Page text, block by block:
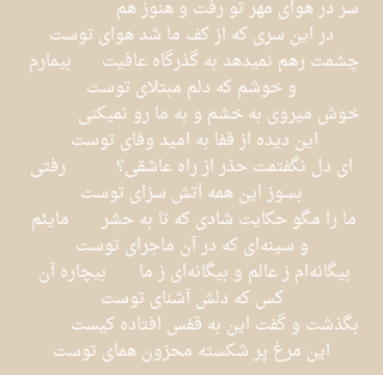
در این سری که از کف ما شد هوای توست
چشمت رهم نمیدهد به گذرگاه عافیت	بیمارم
و خوشم که دلم مبتلای توست
این دیده از قفا به امید وفای توست
ای دل نگفتمت حذر از راه عاشقی؟	 رفتی
بسوز این‌ همه آتش سزای توست
ما را مگو حکایت شادی که تا به حشر	مایئم
و سینه‌ای که در آن ماجرای توست
بیگانه‌ام ز عالم و بیگانه‌ای ز ما 	 بیچاره آن
کس که دلش آشنای توست
این مرغ پر شکسته محزون همای توست